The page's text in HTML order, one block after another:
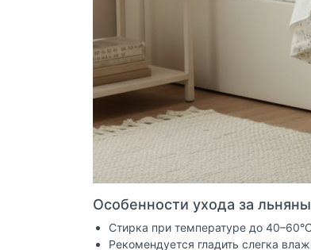
Особенности ухода за
Стирка при температуре до
Рекомендуется гладить слегка